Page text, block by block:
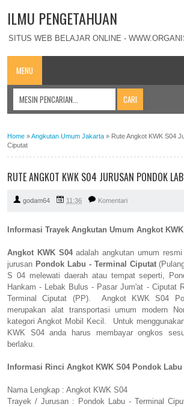
ILMU PENGETAHUAN
SITUS WEB BELAJAR ONLINE -
MENU
Home »Angkutan Umum Jakarta » Rute Angkot KWK S04
Ciputat
RUTE ANGKOT KWK S04 JURUSAN PONDOK
godam64 11:36 Komentari
Informasi Trayek Angkutan Umum Angkot
Angkot KWK S04adalah angkutan umum
jurusan Pondok Labu - Terminal Ciputat
S 04 melewati daerah atau tempat seperti,
Hankam - Lebak Bulus - Pasar Jum'at - Ciputat
Terminal Ciputat (PP). Angkot KWK S04
merupakan alat transportasi umum modern
kategori Angkot Mobil Kecil. Untuk
KWK S04 anda harus membayar ongkos
berlaku.
Informasi Rinci Angkot KWK S04 Pondok
Nama Lengkap : Angkot KWK S04
Trayek / Jurusan : Pondok Labu - Terminal